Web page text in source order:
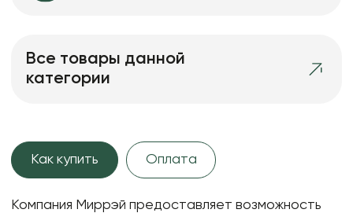
Все товары данной
категории
Как купить Оплата
Компания Миррэй предоставляет возможность